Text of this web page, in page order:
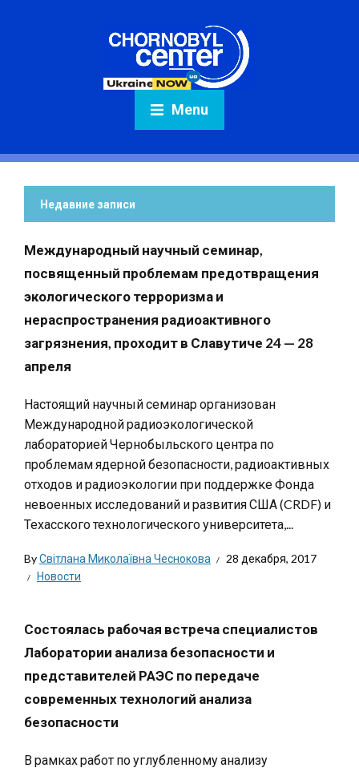
Menu
Недавние записи
Международный научный семинар,
посвященный проблемам предотвращения
экологического терроризма и
нераспространения радиоактивного
загрязнения, проходит в Славутиче 24 — 28
апреля
Настоящий научный семинар организован
Международной радиоэкологической
лабораторией Чернобыльского центра по
проблемам ядерной безопасности, радиоактивных
отходов и радиоэкологии при поддержке Фонда
невоенных исследований и развития США (CRDF) и
Техасского технологического университета,...
ByСвітлана Миколаївна Чеснокова
28 декабря, 2017
Новости
Состоялась рабочая встреча специалистов
Лаборатории анализа безопасности и
представителей РАЭС по передаче
современных технологий анализа
безопасности
В рамках работ по углубленному анализу